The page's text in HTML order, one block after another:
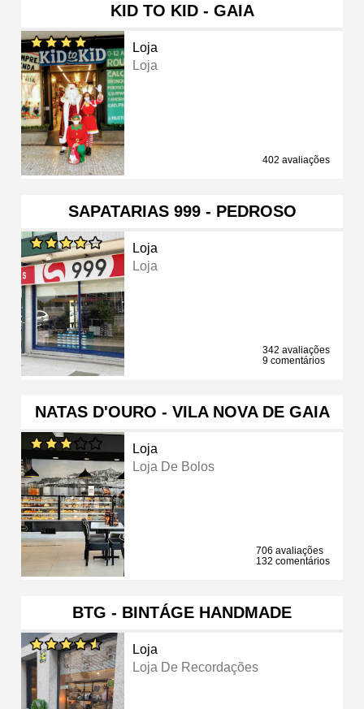
KID TO KID - GAIA
Loja
Loja
402 avaliações
SAPATARIAS 999 - PEDROSO
Loja
Loja
342 avaliações
9 comentários
NATAS D'OURO - VILA NOVA DE GAIA
Loja
Loja De Bolos
706 avaliações
132 comentários
BTG - BINTÁGE HANDMADE
Loja
Loja De Recordações